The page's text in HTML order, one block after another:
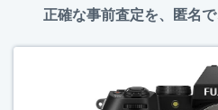
正確な事前査定を、匿名で